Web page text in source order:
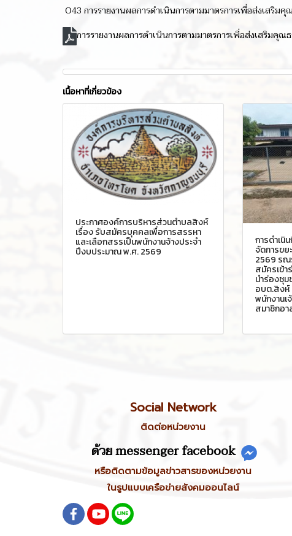
O43 การรายงานผลการดำเนินการตามมาตรการเพื่อส่งเสริม
การรายงานผลการดำเนินการตามมาตรการเพื่อส่งเสริมคุณ
เนื้อหาที่เกี่ยวข้อง
ประกาศองค์การบริหารส่วนตำบลสิงห์
เรื่อง รับสมัครบุคคลเพื่อการสรรหา
และเลือกสรรเป็นพนักงานจ้างประจำ
ปีงบประมาณ พ.ศ. 2569
การดำเนิ
จัดการข
2569 รณ
สมัครเข้า
นำร่องชุ
อบต.สิงห์
พนักงานเ
สมาชิกอ
Social Network
ติดต่อหน่วยงาน
ด้วย messenger facebook
หรือติดตามข้อมูลข่าวสารของหน่วยงาน
ในรูปแบบเครือข่ายสังคมออนไลน์